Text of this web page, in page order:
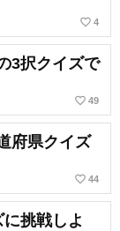
favorite_border 4
3択クイズで
favorite_border 49
府県クイズ
favorite_border 44
挑戦しよ